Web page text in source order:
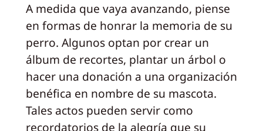
A medida que vaya avanzando, piense
en formas de honrar la memoria de su
perro. Algunos optan por crear un
álbum de recortes, plantar un árbol o
hacer una donación a una organización
benéfica en nombre de su mascota.
Tales actos pueden servir como
recordatorios de la alegría que su